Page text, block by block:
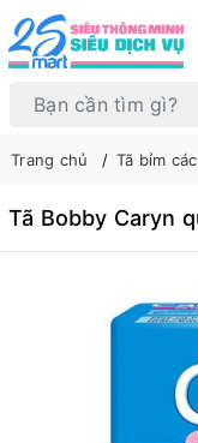
Trang chủ Tã bỉm
Tã Bobby Caryn